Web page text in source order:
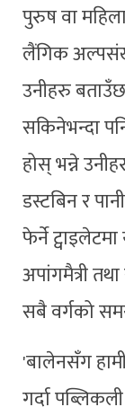
पुरुष वा
लैंगिक
उनीहरु
सकिनेभन्दा
होस् भन्ने
डस्टबिन र
फेर्ने
अपांगमैत्री
सबै वर्गको
'बालेनसँग
गर्दा